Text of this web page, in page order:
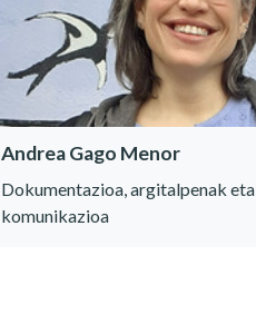
Andrea Gago Menor
Dokumentazioa, argitalpenak eta
komunikazioa